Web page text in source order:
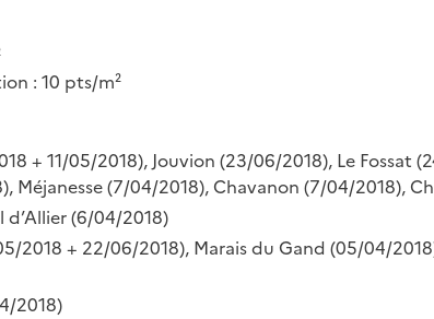
: 10 pts/m²
+ 11/05/2018), Jouvion (23/06/2018), Le
Méjanesse (7/04/2018), Chavanon (7/04/2018),
d’Allier (6/04/2018)
2018 + 22/06/2018), Marais du Gand (05/04/
2018)